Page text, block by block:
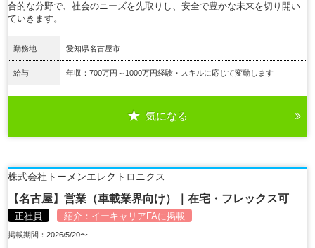
合的な分野で、社会のニーズを先取りし、安全で豊かな未来を切り開い
ていきます。
勤務地 愛知県名古屋市
給与 年収：700万円～1000万円経験・スキルに応じて変動します
気になる
株式会社トーメンエレクトロニクス
【名古屋】営業（車載業界向け）｜在宅・フレックス可
正社員 紹介： イーキャリアFAに掲載
掲載期間：2026/5/20〜